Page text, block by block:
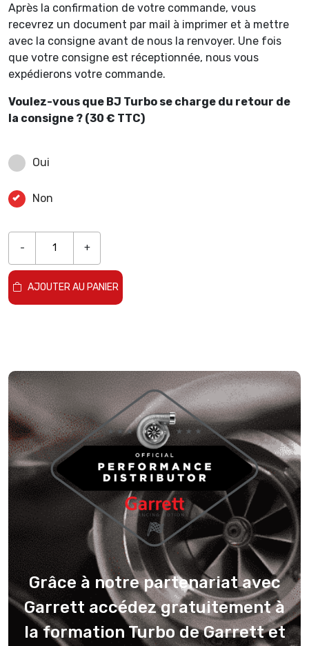
Après la confirmation de votre commande, vous
recevrez un document par mail à imprimer et à mettre
avec la consigne avant de nous la renvoyer. Une fois
que votre consigne est réceptionnée, nous vous
expédierons votre commande.
Voulez-vous que BJ Turbo se charge du retour de
la consigne ? (30 € TTC)
Oui
Non
- +
AJOUTER AU PANIER
Grâce à notre partenariat avec
Garrett accédez gratuitement à
la formation Turbo de Garrett et